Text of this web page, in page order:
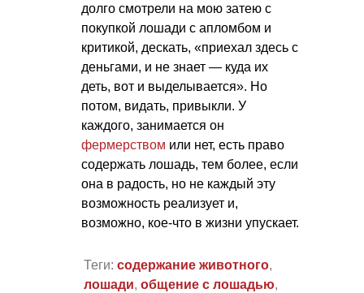
долго смотрели на мою затею с
покупкой лошади с апломбом и
критикой, дескать, «приехал здесь с
деньгами, и не знает — куда их
деть, вот и выделывается». Но
потом, видать, привыкли. У
каждого, занимается он
фермерством или нет, есть право
содержать лошадь, тем более, если
она в радость, но не каждый эту
возможность реализует и,
возможно, кое-что в жизни упускает.
Теги: содержание животного,
лошади, общение с лошадью,